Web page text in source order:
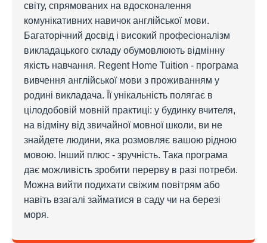
світу, спрямованих на вдосконалення
комунікативних навичок англійської мови.
Багаторічний досвід і високий професіоналізм
викладацького складу обумовлюють відмінну
якість навчання. Regent Home Tuition - програма
вивчення англійської мови з проживанням у
родині викладача. Її унікальність полягає в
цілодобовій мовній практиці: у будинку вчителя,
на відміну від звичайної мовної школи, ви не
знайдете людини, яка розмовляє вашою рідною
мовою. Інший плюс - зручність. Така програма
дає можливість зробити перерву в разі потреби.
Можна вийти подихати свіжим повітрям або
навіть взагалі займатися в саду чи на березі
моря.